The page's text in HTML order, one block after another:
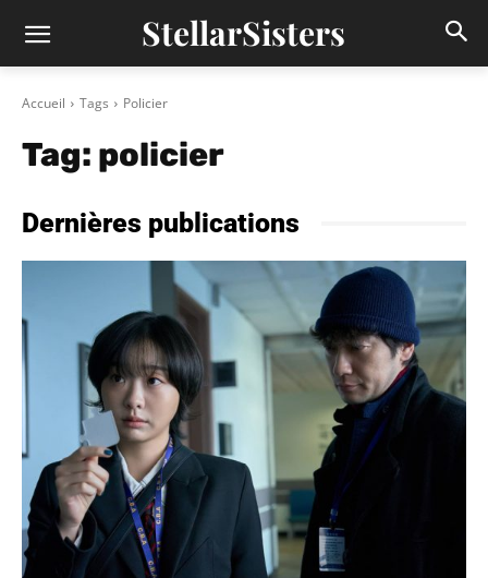
StellarSisters
Accueil Tags Policier
Tag: policier
Dernières publications